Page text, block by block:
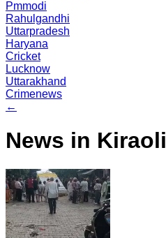
Pmmodi
Rahulgandhi
Uttarpradesh
Haryana
Cricket
Lucknow
Uttarakhand
Crimenews
←
News in Kiraoli